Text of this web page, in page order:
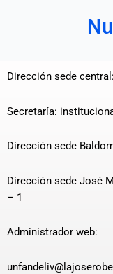
Dirección sede
Secretaría:
Dirección sede
Dirección sede José
– 1
Administrador web: